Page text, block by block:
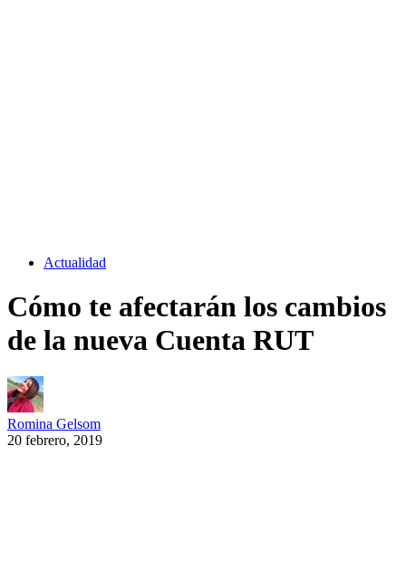
Actualidad
Cómo te afectarán los cambios
de la nueva Cuenta RUT
Romina Gelsom
20 febrero, 2019